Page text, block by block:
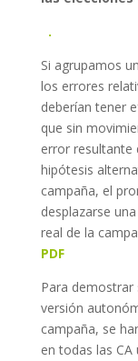
.
Si agrupamos
los errores
deberían tener
que sin
error resultante
hipótesis
campaña, el
desplazarse
real de la
PDF
Para demostrar
versión
campaña, se
en todas las